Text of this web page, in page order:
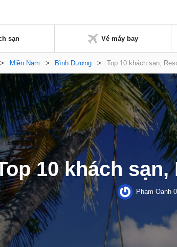
sạn Vé máy bay
> Miền Nam > Bình Dương > Top 10 khách sạn,
10 khách
Phạm Oanh